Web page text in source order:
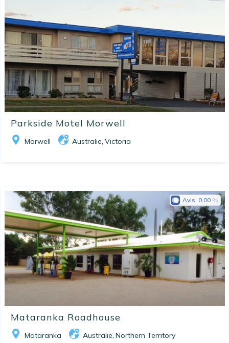
Parkside Motel Morwell
Morwell Australie, Victoria
Mataranka Roadhouse
Mataranka Australie, Northern Territory
Avis: 0.00